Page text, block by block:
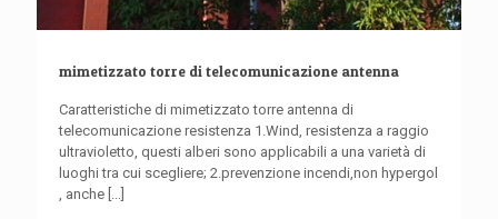
mimetizzato torre di telecomunicazione antenna
Caratteristiche di mimetizzato torre antenna di
telecomunicazione resistenza 1.Wind, resistenza a raggio
ultravioletto, questi alberi sono applicabili a una varietà di
luoghi tra cui scegliere; 2.prevenzione incendi,non hypergol
, anche [...]